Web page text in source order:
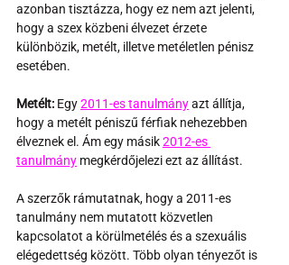
azonban tisztázza, hogy ez nem azt jelenti,
hogy a szex közbeni élvezet érzete
különbözik, metélt, illetve metéletlen pénisz
esetében.
Metélt: Egy 2011-es tanulmány azt állítja,
hogy a metélt péniszű férfiak nehezebben
élveznek el. Ám egy másik 2012-es
tanulmány megkérdőjelezi ezt az állítást.
A szerzők rámutatnak, hogy a 2011-es
tanulmány nem mutatott közvetlen
kapcsolatot a körülmetélés és a szexuális
elégedettség között. Több olyan tényezőt is